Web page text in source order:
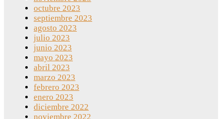
octubre 2023
septiembre 2023
agosto 2023
julio 2023
junio 2023
mayo 2023
abril 2023
marzo 2023
febrero 2023
enero 2023
diciembre 2022
noviembre 2022